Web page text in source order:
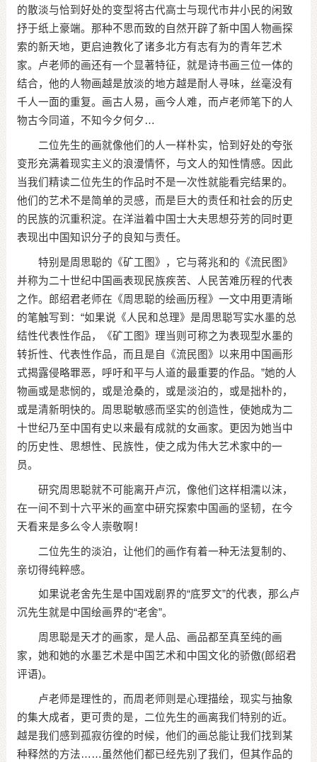
的散淡与恰到好处的变型将古代高士与现代市井小民的闲致
抒于纸上豪端。那种不思而致的自然开辟了新中国人物画探
索的新天地，更启迪教化了诸多北方有志有为的青年艺术
家。卢老师的画还有一个显著特征，就是诗书画三位一体的
结合，他的人物画越是放淡的地方越是耐人寻味，丝毫没有
千人一面的重复。画古人易，画今人难，而卢老师笔下的人
物古今同道，不知今夕何夕…
二位先生的画就像他们的人一样朴实，恰到好处的夸张
变形充满着现实主义的浪漫情怀，与文人的知性情感。因此
当我们精读二位先生的作品时不是一次性就能看完结果的。
他们的艺术不是简单的灵感，而是巨大的责任和社会的历史
的民族的沉重积淀。在洋溢着中国士大夫思想芬芳的同时更
表现出中国知识分子的良知与责任。
特别是周思聪的《矿工图》，它与蒋兆和的《流民图》
并称为二十世纪中国画表现民族疾苦、人民苦难历程的代表
之作。郎绍君老师在《周思聪的绘画历程》一文中用更清晰
的笔触写到：“如果说《人民和总理》是周思聪写实水墨的总
结性代表性作品，《矿工图》理当则可称之为表现型水墨的
转折性、代表性作品，而且是自《流民图》以来用中国画形
式揭露侵略罪恶，呼吁和平与人道的最重要的作品。”她的人
物画或是悲悯的，或是沧桑的，或是淡泊的，或是拙朴的，
或是清新明快的。周思聪敏感而坚实的创造性，使她成为二
十世纪乃至中国有史以来最有成就的女画家。更因为她当中
的历史性、思想性、民族性，使之成为伟大艺术家中的一
员。
研究周思聪就不可能离开卢沉，像他们这样相濡以沫，
在一间不到十六平米的画室中研究探索中国画的坚韧，在今
天看来是多么令人崇敬啊！
二位先生的淡泊，让他们的画作有着一种无法复制的、
亲切得纯粹感。
如果说老舍先生是中国戏剧界的“底罗文”的代表，那么卢
沉先生就是中国绘画界的“老舍”。
周思聪是天才的画家，是人品、画品都至真至纯的画
家，她和她的水墨艺术是中国艺术和中国文化的骄傲(郎绍君
评语)。
卢老师是理性的，而周老师则是心理描绘，现实与抽象
的集大成者，更可贵的是，二位先生的画离我们特别的近。
越是我们感到孤寂彷徨的时候，他们的画总能让我们找到某
种释然的方法……虽然他们都已经先别了我们，但其作品的